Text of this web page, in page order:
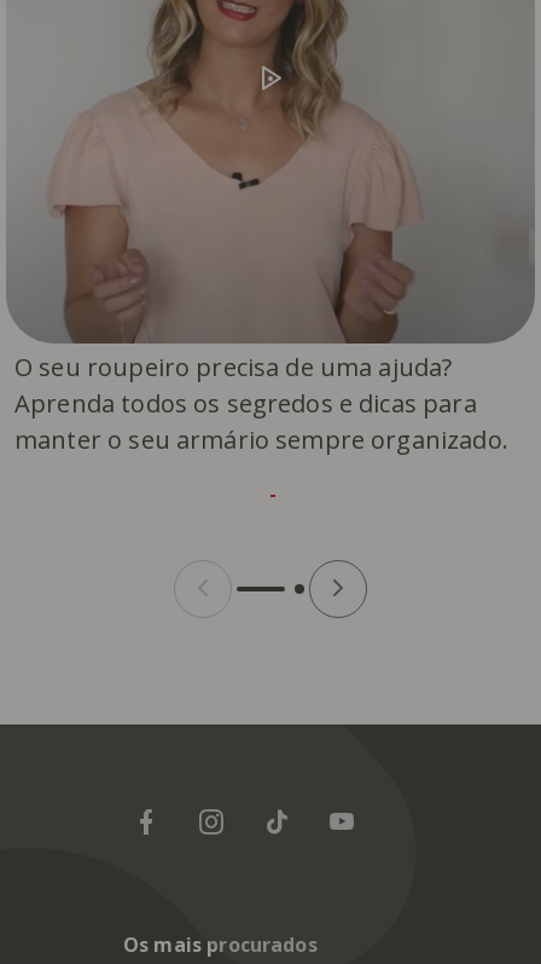
O seu roupeiro precisa de uma ajuda?
Aprenda todos os segredos e dicas para
manter o seu armário sempre organizado.
Os mais procurados